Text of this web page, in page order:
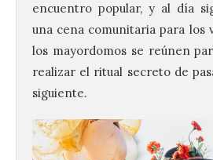
encuentro popular, y al día
una cena comunitaria para los
los mayordomos se reúnen
realizar el ritual secreto de
siguiente.